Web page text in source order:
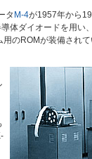
タ M-4が1957年から
体ダイオードを用い
のROMが装備され